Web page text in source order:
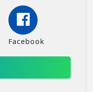
Facebook